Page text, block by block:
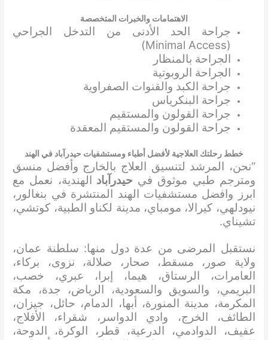
الاهتمامات والخبرات المتخصصة
جراحة الحد الأدنى من التدخل الجراحي
(Minimal Access)
الجراحة بالمنظار
الجراحة الروبوتية
جراحة الكبد والقنوات الصفراوية
جراحة البنكرياس
جراحة القولون والمستقيم
جراحة القولون والمستقيم المعقدة
خطط رحلتك العلاجية لأفضل أطباء ومستشفيات حيدرآباد في الهند
“نحن، المرشد لتنسيق العلاج بالخارج وأفضل منسق
ومترجم طبي موثوق في حيدرآباد الهندية، نعمل مع
ابرز وافضل مستشفيات الهند المنتشرة في بنغالور،
نيودلهي، كيرالا، مومباي، مدينة لكناو الطبية، كوتشي،
تشيناي.
نستقبل المرضى من عدة دول منها: سلطنة عمان،
ولاية صور، مسقط، صحار، صلالة، نزوى، بركاء،
العامرات، الرستاق، هيما، إبرا، عبري، خصب،
البريمي، والسويق والسعودية، الرياض، جدة، مكة
المكرمة، مدينة المنورة، أبها، الدمام، حائل، جيزان،
الطائف، الخرج، وادي الدواسر، شقراء، الأفلاج،
عفيف، الدوادمي، الدرعية، قطر، الوكرة، الدوحة،